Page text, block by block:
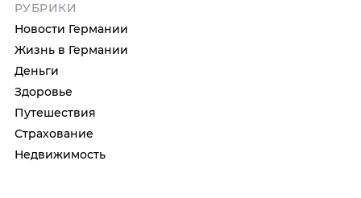
РУБРИКИ
Новости Германии
Жизнь в Германии
Деньги
Здоровье
Путешествия
Страхование
Недвижимость